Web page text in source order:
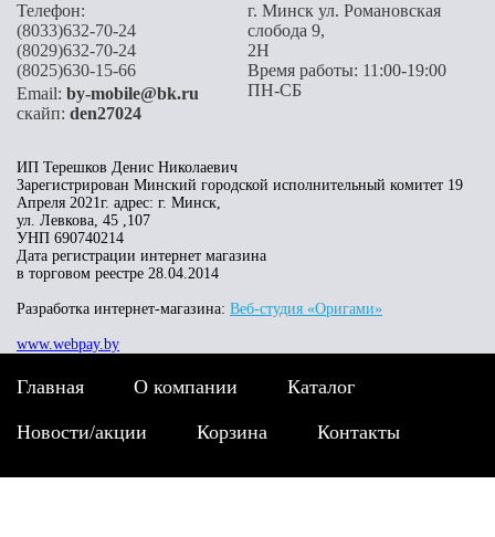
Телефон:
(8033)632-70-24
(8029)632-70-24
(8025)630-15-66
Email: by-mobile@bk.ru
скайп: den27024
г. Минск ул. Романовская
слобода 9,
2H
Время работы: 11:00-19:00
ПН-СБ
ИП Терешков Денис Николаевич
Зарегистрирован Минский городской исполнительный комитет 19
Апреля 2021г. адрес: г. Минск,
ул. Левкова, 45 ,107
УНП 690740214
Дата регистрации интернет магазина
в торговом реестре 28.04.2014
Разработка интернет-магазина: Веб-студия «Оригами»
www.webpay.by
Главная О компании Каталог
Новости/акции Корзина Контакты